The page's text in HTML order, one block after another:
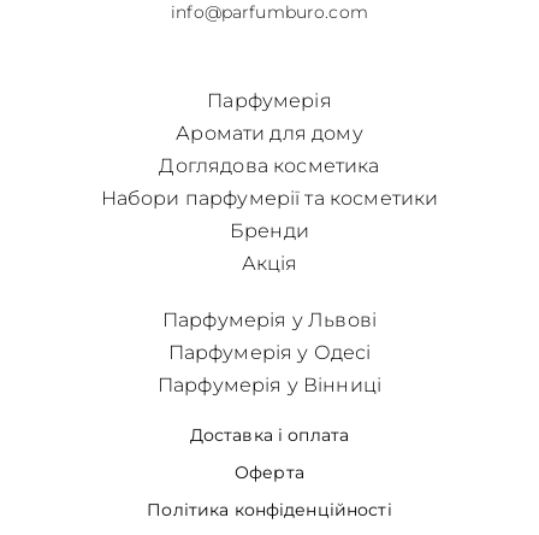
info@parfumburo.com
Парфумерія
Аромати для дому
Доглядова косметика
Набори парфумерії та косметики
Бренди
Акція
Доставка і оплата
Оферта
Політика конфіденційності
Парфумерія у Львові
Парфумерія у Одесі
Парфумерія у Вінниці